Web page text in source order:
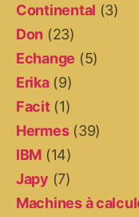
Continental (3)
Don (23)
Echange (5)
Erika(9)
Facit(1)
Hermes(39)
IBM (14)
Japy (7)
Machines à